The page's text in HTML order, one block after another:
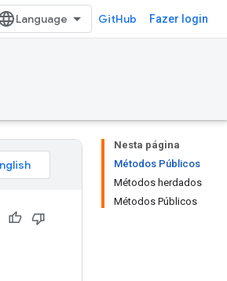
GitHub Fazer login
Nesta página
Métodos Públicos
Métodos herdados
Métodos Públicos